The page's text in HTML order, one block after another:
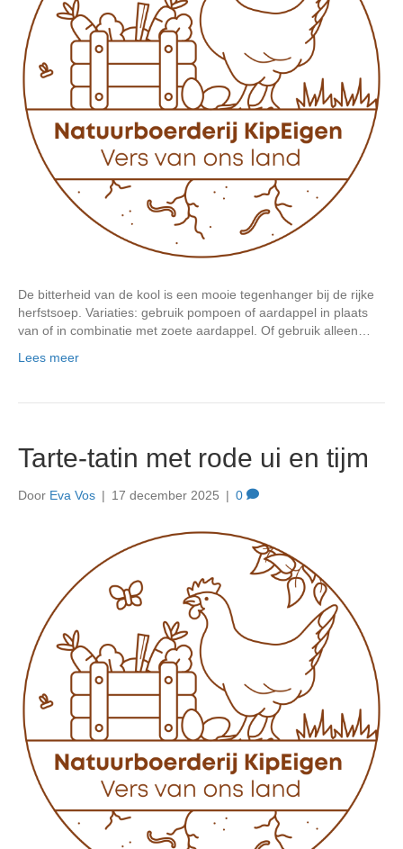
De bitterheid van de kool is een mooie tegenhanger bij de rijke
herfstsoep. Variaties: gebruik pompoen of aardappel in plaats
van of in combinatie met zoete aardappel. Of gebruik alleen…
Lees meer
Tarte-tatin met rode ui en tijm
Door Eva Vos | 17 december 2025 | 0